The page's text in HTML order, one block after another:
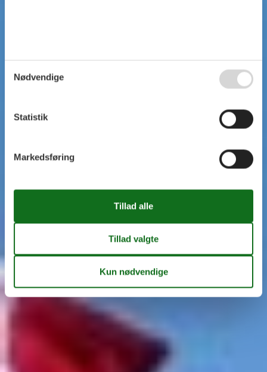
Nødvendige
Statistik
Markedsføring